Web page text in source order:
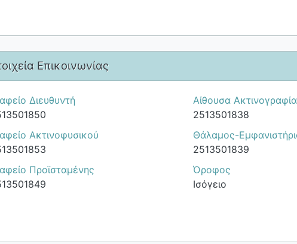
Επικοινωνίας
Διευθυντή
Ακτινοφυσικού
Προϊσταμένης
Αίθουσα
2513501838
Θάλαμος-
2513501839
Όροφος
Ισόγειο